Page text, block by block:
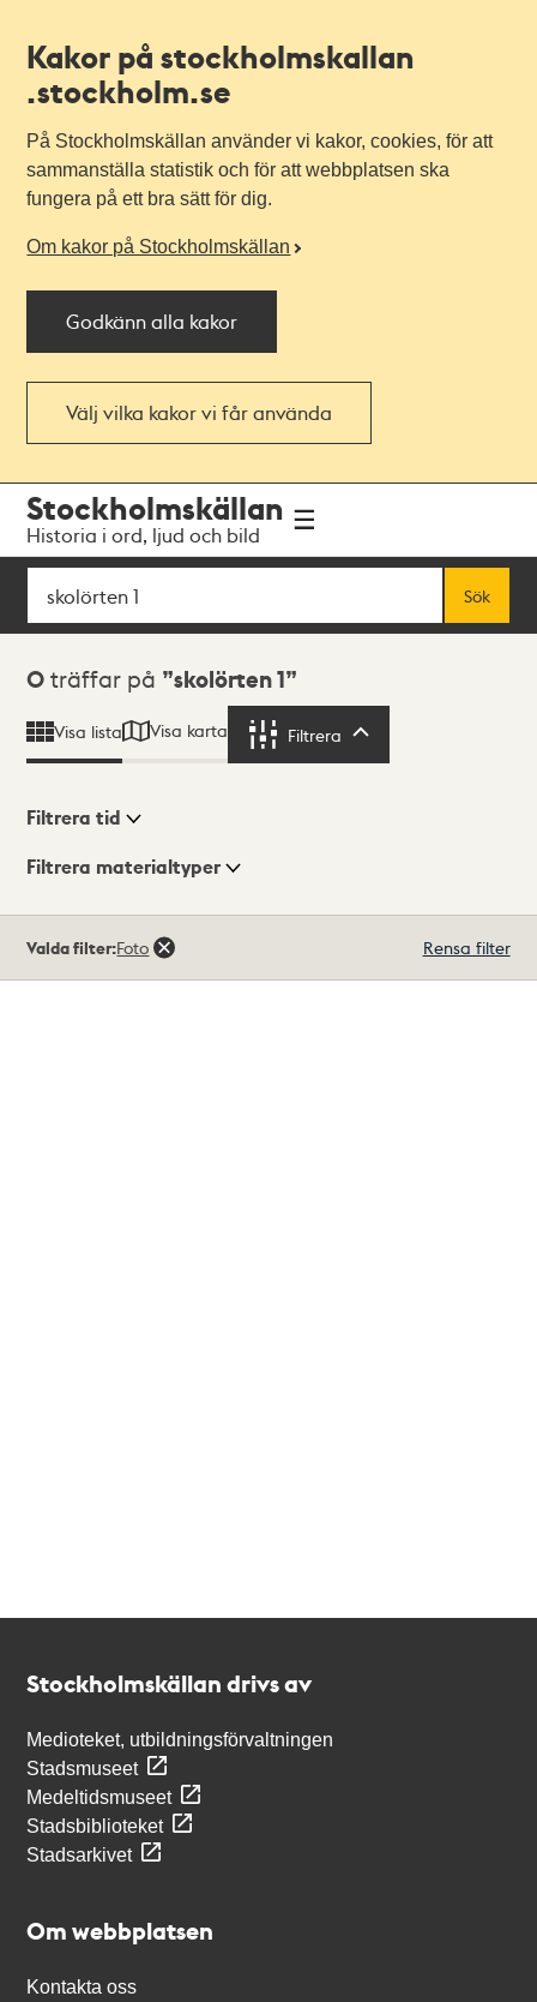
Kakor på stockholmskallan
.stockholm.se
På Stockholmskällan använder vi kakor, cookies, för att
sammanställa statistik och för att webbplatsen ska
fungera på ett bra sätt för dig.
Om kakor på Stockholmskällan
Godkänn alla kakor
Välj vilka kakor vi får använda
navigationen
huvudinnehållet
Stockholmskällan
Historia i ord, ljud och bild
Sök
Sök
Sökresultat
0 träffar på skolörten 1
Visa lista Visa karta Filtrera
Visningsläge
Filtrera tid
Filtrera materialtyper
träffar
Valda filter:Foto Rensa filter
Stockholmskällan drivs av
Medioteket, utbildningsförvaltningen
Stadsmuseet
Medeltidsmuseet
Stadsbiblioteket
Stadsarkivet
Om webbplatsen
Kontakta oss